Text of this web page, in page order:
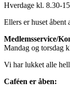
Hverdage kl. 8.30-
Ellers er huset
Medlemsservice/
Mandag og torsdag
Vi har lukket alle
Caféen er åben: